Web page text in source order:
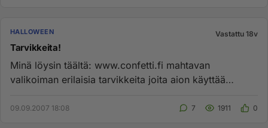
HALLOWEEN Vastattu 18v
Tarvikkeita!
Minä löysin täältä: www.confetti.fi mahtavan
valikoiman erilaisia tarvikkeita joita aion käyttää
09.09.2007 18:08 7 1911 0